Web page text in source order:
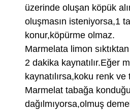
üzerinde oluşan köpük
oluşmasın isteniyorsa,1
konur,köpürme olmaz.
Marmelata limon
2 dakika kaynatılır.Eğer
kaynatılırsa,koku renk ve
Marmelat tabağa
dağılmıyorsa,olmuş